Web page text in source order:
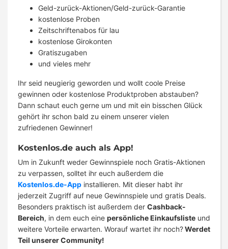
Geld-zurück-Aktionen/Geld-zurück-Garantie
kostenlose Proben
Zeitschriftenabos für lau
kostenlose Girokonten
Gratiszugaben
und vieles mehr
Ihr seid neugierig geworden und wollt coole Preise
gewinnen oder kostenlose Produktproben abstauben?
Dann schaut euch gerne um und mit ein bisschen Glück
gehört ihr schon bald zu einem unserer vielen
zufriedenen Gewinner!
Kostenlos.de auch als App!
Um in Zukunft weder Gewinnspiele noch Gratis-Aktionen
zu verpassen, solltet ihr euch außerdem die
Kostenlos.de-App installieren. Mit dieser habt ihr
jederzeit Zugriff auf neue Gewinnspiele und gratis Deals.
Besonders praktisch ist außerdem der Cashback-
Bereich, in dem euch eine persönliche Einkaufsliste und
weitere Vorteile erwarten. Worauf wartet ihr noch?Werdet
Teil unserer Community!